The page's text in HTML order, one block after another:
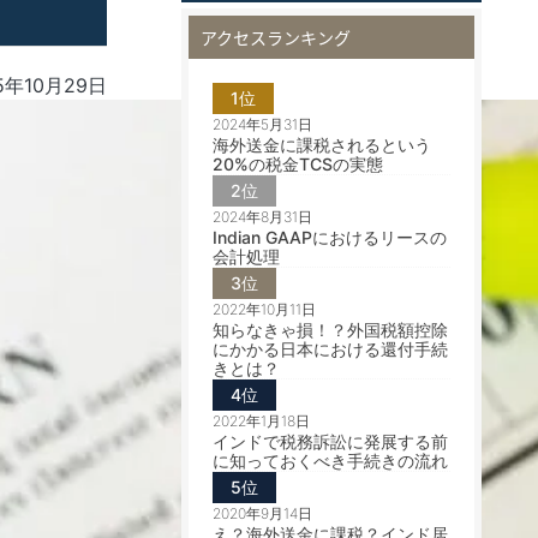
10月29日
アクセスランキング
1位
2024年5月31日
海外送金に課税されるという
20%の税金TCSの実態
2位
2024年8月31日
Indian GAAPにおけるリースの
会計処理
3位
2022年10月11日
知らなきゃ損！？外国税額控除
にかかる日本における還付手続
きとは？
4位
2022年1月18日
インドで税務訴訟に発展する前
に知っておくべき手続きの流れ
5位
2020年9月14日
え？海外送金に課税？インド居